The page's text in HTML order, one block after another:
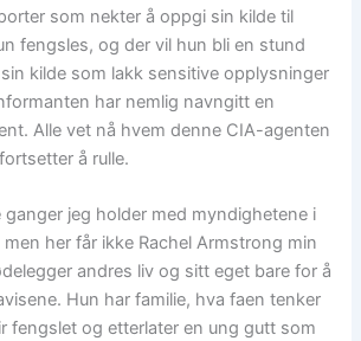
som nekter å oppgi sin kilde til
fengsles, og der vil hun bli en stund
kilde som lakk sensitive opplysninger
har nemlig navngitt en
Alle vet nå hvem denne CIA-agenten
å rulle.
ganger jeg holder med myndighetene i
her får ikke Rachel Armstrong min
andres liv og sitt eget bare for å
Hun har familie, hva faen tenker
fengslet og etterlater en ung gutt som